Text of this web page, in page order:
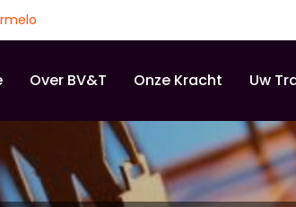
Over BV&T Onze Kracht Uw